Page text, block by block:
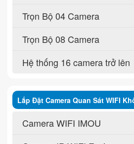
Trọn Bộ 04 Camera
Trọn Bộ 08 Camera
Hệ thống 16 camera trở lên
Lắp Đặt Camera Quan Sát WIFI
Camera WIFI IMOU